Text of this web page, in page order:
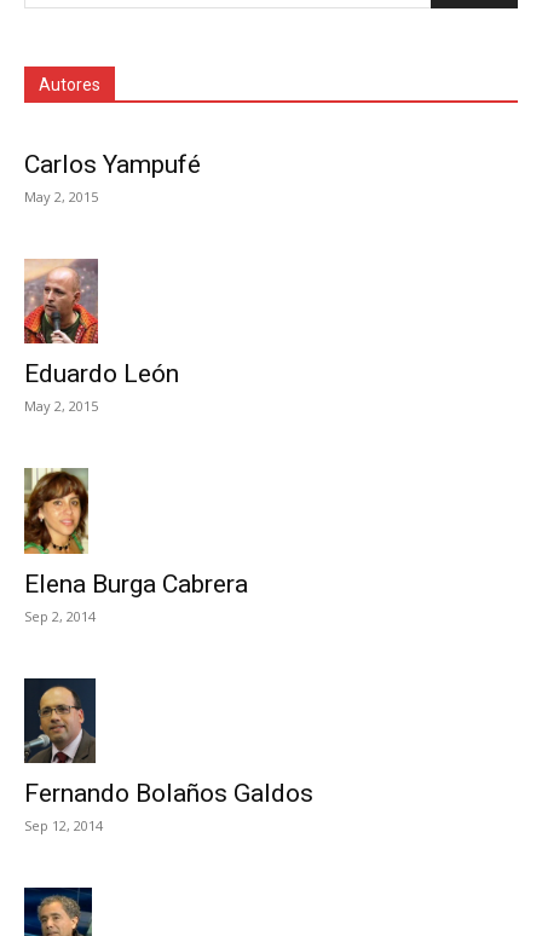
Autores
Carlos Yampufé
May 2, 2015
Eduardo León
May 2, 2015
Elena Burga Cabrera
Sep 2, 2014
Fernando Bolaños Galdos
Sep 12, 2014